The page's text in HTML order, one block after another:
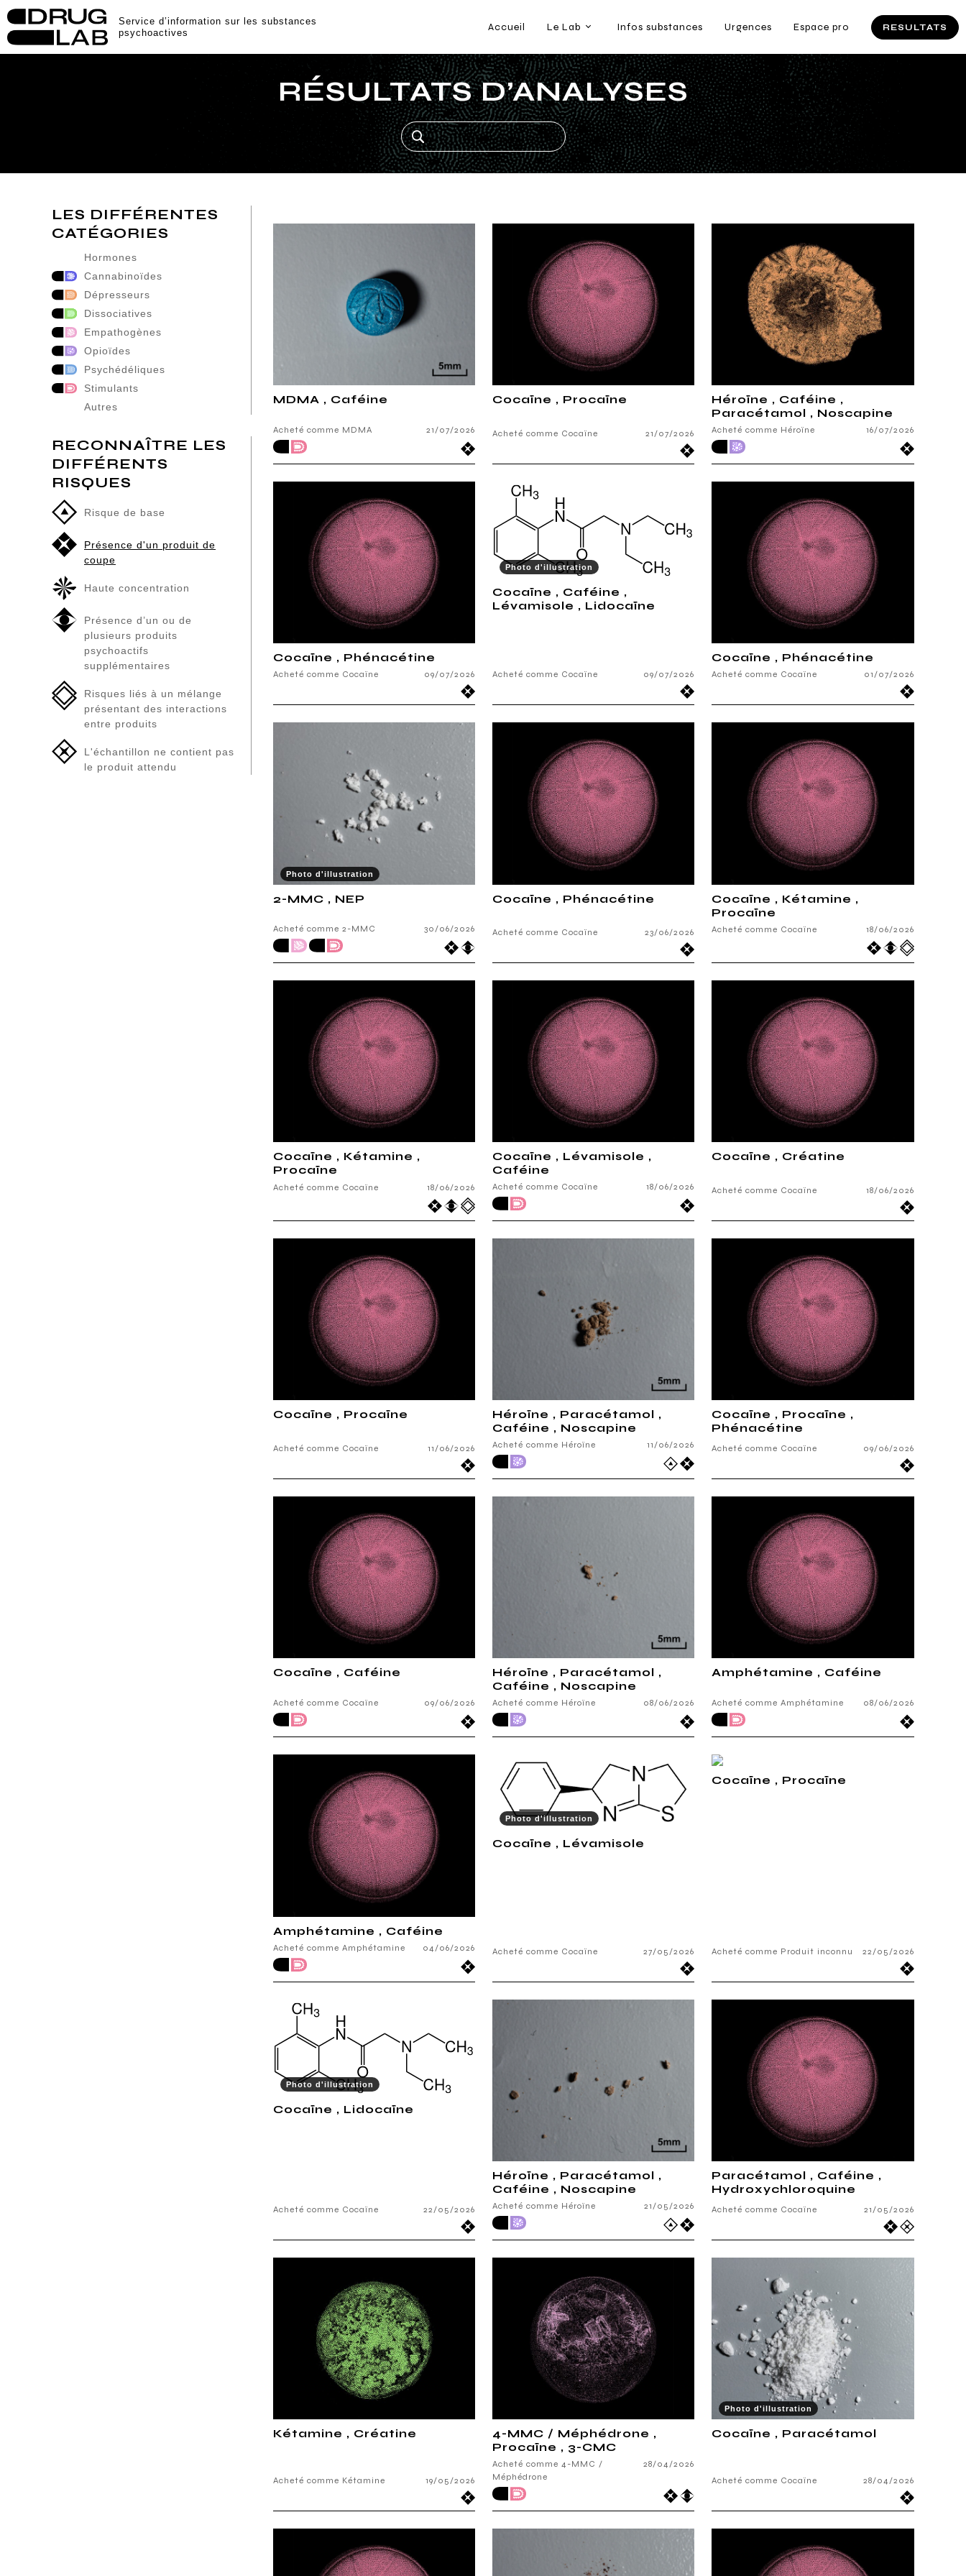
Service d’information sur les substances
psychoactives
Accueil Le Lab Infos substances Urgences Espace pro RESULTATS
RÉSULTATS D’ANALYSES
LES DIFFÉRENTES
CATÉGORIES
Hormones
Cannabinoïdes
Dépresseurs
Dissociatives
Empathogènes
Opioïdes
Psychédéliques
Stimulants
Autres
RECONNAÎTRE LES
DIFFÉRENTS
RISQUES
Risque de base
Présence d'un produit de
coupe
Haute concentration
Présence d’un ou de
plusieurs produits
psychoactifs
supplémentaires
Risques liés à un mélange
présentant des interactions
entre produits
L'échantillon ne contient pas
le produit attendu
MDMA , Caféine
Acheté comme MDMA 21/07/2026
Cocaïne , Procaïne
Acheté comme Cocaïne 21/07/2026
Héroïne , Caféine ,
Paracétamol , Noscapine
Acheté comme Héroïne 16/07/2026
Cocaïne , Phénacétine
Acheté comme Cocaïne 09/07/2026
Photo d'illustration
Cocaïne , Caféine ,
Lévamisole , Lidocaïne
Acheté comme Cocaïne 09/07/2026
Cocaïne , Phénacétine
Acheté comme Cocaïne 01/07/2026
Photo d'illustration
2-MMC , NEP
Acheté comme 2-MMC 30/06/2026
Cocaïne , Phénacétine
Acheté comme Cocaïne 23/06/2026
Cocaïne , Kétamine ,
Procaïne
Acheté comme Cocaïne 18/06/2026
Cocaïne , Kétamine ,
Procaïne
Acheté comme Cocaïne 18/06/2026
Cocaïne , Lévamisole ,
Caféine
Acheté comme Cocaïne 18/06/2026
Cocaïne , Créatine
Acheté comme Cocaïne 18/06/2026
Cocaïne , Procaïne
Acheté comme Cocaïne 11/06/2026
Héroïne , Paracétamol ,
Caféine , Noscapine
Acheté comme Héroïne 11/06/2026
Cocaïne , Procaïne ,
Phénacétine
Acheté comme Cocaïne 09/06/2026
Cocaïne , Caféine
Acheté comme Cocaïne 09/06/2026
Héroïne , Paracétamol ,
Caféine , Noscapine
Acheté comme Héroïne 08/06/2026
Amphétamine , Caféine
Acheté comme Amphétamine 08/06/2026
Amphétamine , Caféine
Acheté comme Amphétamine 04/06/2026
Photo d'illustration
Cocaïne , Lévamisole
Acheté comme Cocaïne 27/05/2026
Cocaïne , Procaïne
Acheté comme Produit inconnu 22/05/2026
Photo d'illustration
Cocaïne , Lidocaïne
Acheté comme Cocaïne 22/05/2026
Héroïne , Paracétamol ,
Caféine , Noscapine
Acheté comme Héroïne 21/05/2026
Paracétamol , Caféine ,
Hydroxychloroquine
Acheté comme Cocaïne 21/05/2026
Kétamine , Créatine
Acheté comme Kétamine 19/05/2026
4-MMC / Méphédrone ,
Procaïne , 3-CMC
Acheté comme 4-MMC /
Méphédrone
28/04/2026
Photo d'illustration
Cocaïne , Paracétamol
Acheté comme Cocaïne 28/04/2026